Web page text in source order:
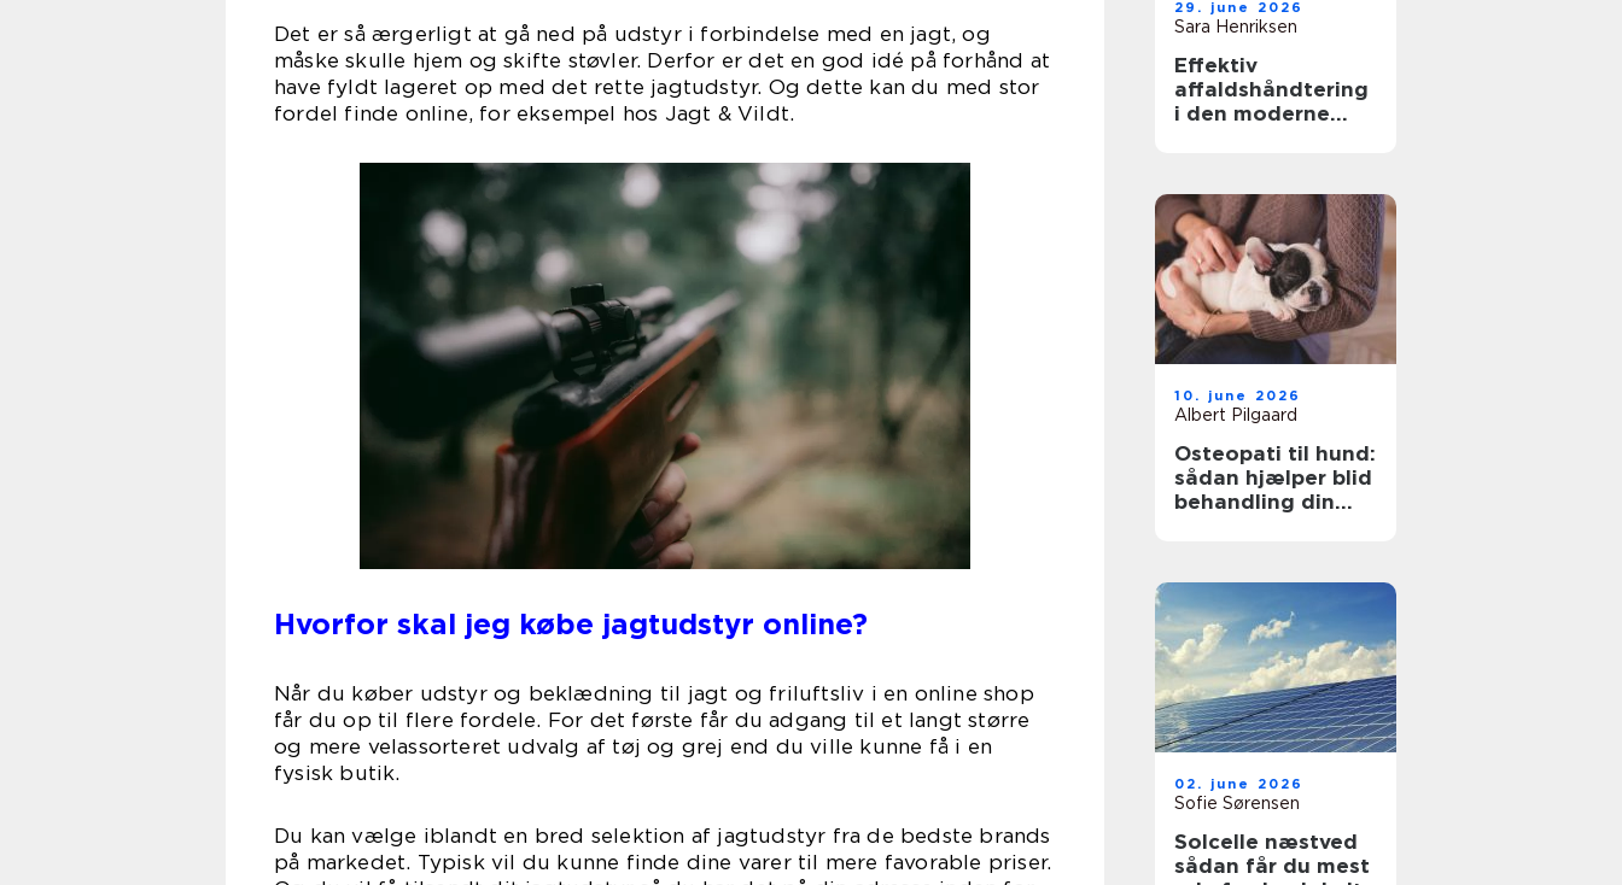
Det er så ærgerligt at gå ned på udstyr i forbindelse med en jagt, og
måske skulle hjem og skifte støvler. Derfor er det en god idé på forhånd at
have fyldt lageret op med det rette jagtudstyr. Og dette kan du med stor
fordel finde online, for eksempel hos Jagt & Vildt.
Hvorfor skal jeg købe jagtudstyr online?
Når du køber udstyr og beklædning til jagt og friluftsliv i en online shop
får du op til flere fordele. For det første får du adgang til et langt større
og mere velassorteret udvalg af tøj og grej end du ville kunne få i en
fysisk butik.
Du kan vælge iblandt en bred selektion af jagtudstyr fra de bedste brands
på markedet. Typisk vil du kunne finde dine varer til mere favorable priser.
29. june 2026
Sara Henriksen
Effektiv
affaldshåndtering
i den moderne
10. june 2026
Albert Pilgaard
Osteopati til hund:
sådan hjælper blid
behandling din
02. june 2026
Sofie Sørensen
Solcelle næstved
sådan får du mest